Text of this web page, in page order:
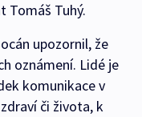
Tomáš Tuhý.
upozornil, že
oznámení. Lidé je
komunikace v
či života, k